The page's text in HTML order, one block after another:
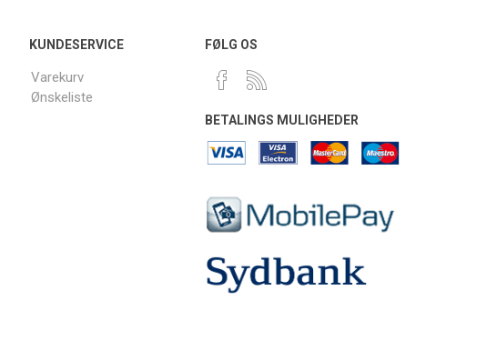
KUNDESERVICE
Varekurv
Ønskeliste
FØLG OS
BETALINGS MULIGHEDER